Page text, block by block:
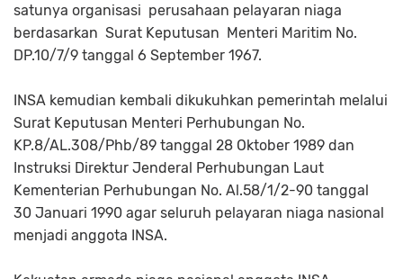
satunya organisasi perusahaan pelayaran niaga
berdasarkan Surat Keputusan Menteri Maritim No.
DP.10/7/9 tanggal 6 September 1967.
INSA kemudian kembali dikukuhkan pemerintah melalui
Surat Keputusan Menteri Perhubungan No.
KP.8/AL.308/Phb/89 tanggal 28 Oktober 1989 dan
Instruksi Direktur Jenderal Perhubungan Laut
Kementerian Perhubungan No. Al.58/1/2-90 tanggal
30 Januari 1990 agar seluruh pelayaran niaga nasional
menjadi anggota INSA.